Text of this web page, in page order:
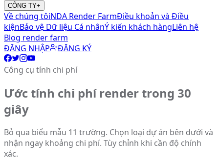
CÔNG TY+
Về chúng tôiNDA Render FarmĐiều khoản và Điều
kiệnBảo vệ Dữ liệu Cá nhânÝ kiến khách hàngLiên hệ
Blog render farm
ĐĂNG NHẬP
ĐĂNG KÝ
Công cụ tính chi phí
Ước tính chi phí render trong 30
giây
Bỏ qua biểu mẫu 11 trường. Chọn loại dự án bên dưới và
nhận ngay khoảng chi phí. Tùy chỉnh khi cần độ chính
xác.